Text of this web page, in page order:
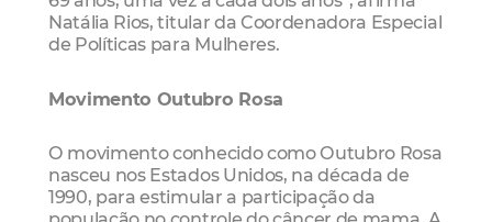
Natália Rios, titular da Coordenadora Especial
de Políticas para Mulheres.
Movimento Outubro Rosa
O movimento conhecido como Outubro Rosa
nasceu nos Estados Unidos, na década de
1990, para estimular a participação da